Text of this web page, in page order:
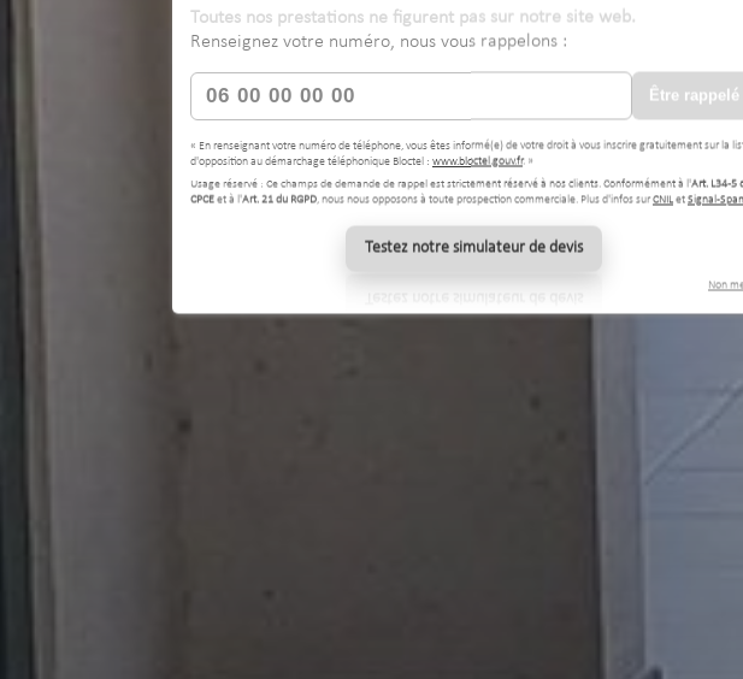
Toutes nos prestations ne figurent pas sur notre site web.
Renseignez votre numéro, nous vous rappelons :
Être rappelé
« En renseignant votre numéro de téléphone, vous êtes informé(e) de votre droit à vous inscrire gratuitement sur la
d'opposition au démarchage téléphonique Bloctel : www.bloctel.gouv.fr. »
Usage réservé : Ce champs de demande de rappel est strictement réservé à nos clients. Conformément à l'Art. L34-5
CPCEet à l'Art. 21 du RGPD, nous nous opposons à toute prospection commerciale. Plus d'infos surCNILetSignal-
Testez notre simulateur de devis
Non